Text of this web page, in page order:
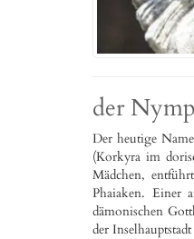
der
Der heutige
(Korkyra im
Mädchen,
Phaiaken. Einer
dämonischen
der